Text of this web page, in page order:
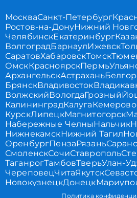
МоскваСанкт-Петербург
Ростов-на-ДонуНижний
ЧелябинскЕкатеринбург
ВолгоградБарнаулИжевск
СаратовХабаровскТомск
ОмскКрасноярскПермь
АрхангельскАстрахань
БрянскВладивосток
ВолжскийВологдаГрозный
КалининградКалугаКемерово
КурскЛипецкМагнитогорск
Набережные ЧелныНальчик
НижнекамскНижний Тагил
ОренбургПензаРязань
СмоленскСочиСтаврополь
ТаганрогТамбовТверьУлан-
ЧереповецЧитаЯкутск
НовокузнецкДонецк
Политика